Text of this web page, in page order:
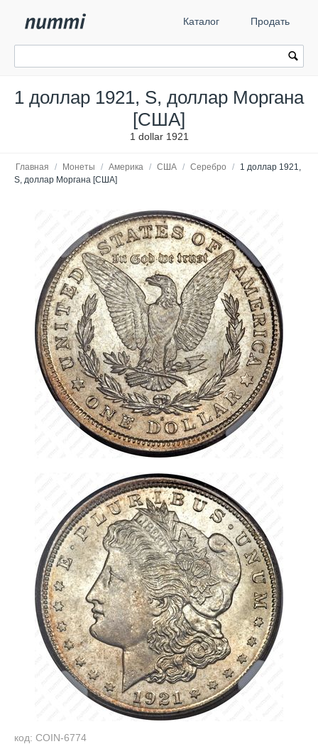
Каталог Продать
1 доллар 1921, S, доллар Моргана
[США]
1 dollar 1921
Главная / Монеты / Америка / США / Серебро /
1 доллар 1921,
S, доллар Моргана [США]
код: COIN-6774